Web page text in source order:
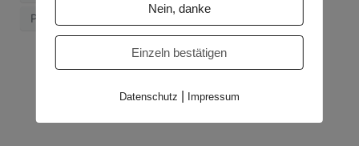
Pestizide
Nein, danke
Einzeln bestätigen
Datenschutz Impressum